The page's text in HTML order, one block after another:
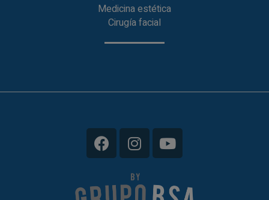
Medicina estética
Cirugía facial